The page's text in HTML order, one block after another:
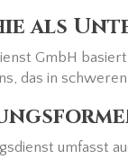
als
GmbH
das in
umfasst